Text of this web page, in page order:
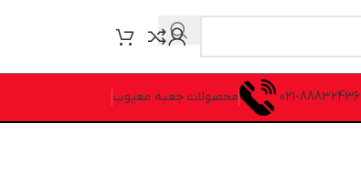
021-88832436 محصولات جعبه معیوب